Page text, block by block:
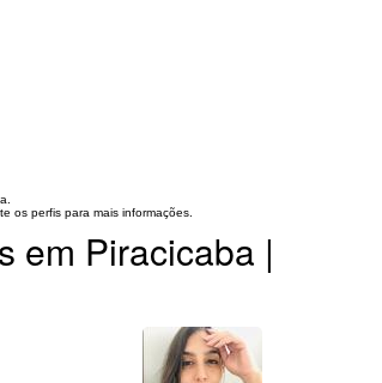
os perfis para mais informações.
em Piracicaba |